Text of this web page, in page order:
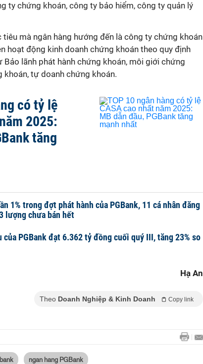
ty chứng khoán, công ty bảo hiểm, công ty quản lý
mà ngân hàng hướng đến là công ty chứng khoán
hoạt động kinh doanh chứng khoán theo quy định
Bảo lãnh phát hành chứng khoán, môi giới chứng
khoán, tự doanh chứng khoán.
có tỷ lệ
2025:
tăng
1% trong đợt phát hành của PGBank, 11 cá nhân đăng
lượng chưa bán hết
của PGBank đạt 6.362 tỷ đồng cuối quý III, tăng 23% so
Hạ An
Theo Doanh Nghiệp & Kinh Doanh Copy link
ngan hang PGBank